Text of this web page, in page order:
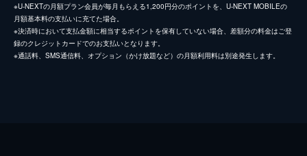
※U-NEXTの月額プラン会員が毎月もらえる1,200円分のポイントを、U-NEXT MOBILEの
月額基本料の支払いに充てた場合。
※決済時において支払金額に相当するポイントを保有していない場合、差額分の料金はご登
録のクレジットカードでのお支払いとなります。
※通話料、SMS通信料、オプション（かけ放題など）の月額利用料は別途発生します。